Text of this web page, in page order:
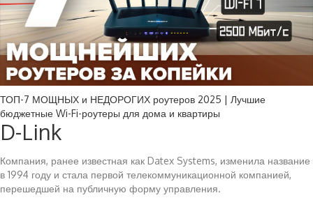
ТОП-7 МОЩНЫХ и НЕДОРОГИХ роутеров 2025 | Лучшие
бюджетные Wi-Fi-роутеры для дома и квартиры
D-Link
Компания, ранее известная как Datex Systems, изменила название
в 1994 году и стала первой телекоммуникационной компанией,
перешедшей на публичную форму управления.